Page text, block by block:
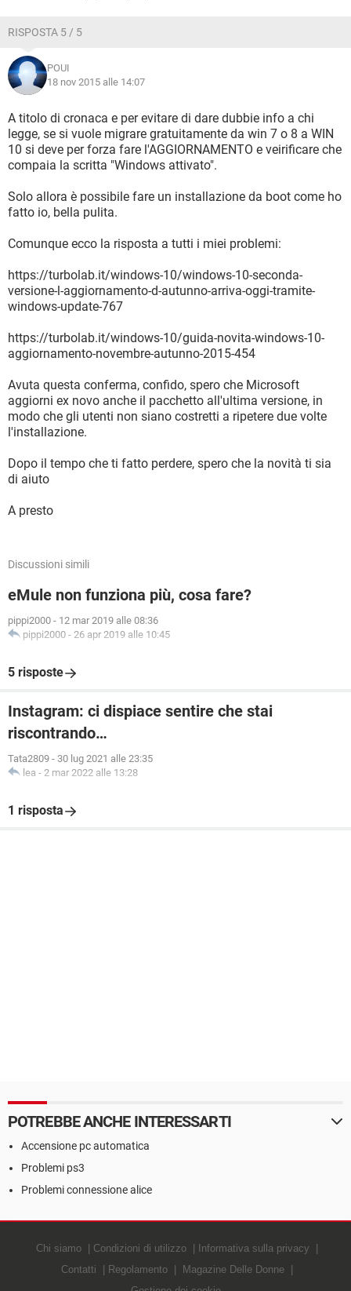
RISPOSTA 5 / 5
POUI
18 nov 2015 alle 14:07
A titolo di cronaca e per evitare di dare dubbie info a chi
legge, se si vuole migrare gratuitamente da win 7 o 8 a WIN
10 si deve per forza fare l'AGGIORNAMENTO e veirificare che
compaia la scritta "Windows attivato".
Solo allora è possibile fare un installazione da boot come ho
fatto io, bella pulita.
Comunque ecco la risposta a tutti i miei problemi:
https://turbolab.it/windows-10/windows-10-seconda-
versione-l-aggiornamento-d-autunno-arriva-oggi-tramite-
windows-update-767
https://turbolab.it/windows-10/guida-novita-windows-10-
aggiornamento-novembre-autunno-2015-454
Avuta questa conferma, confido, spero che Microsoft
aggiorni ex novo anche il pacchetto all'ultima versione, in
modo che gli utenti non siano costretti a ripetere due volte
l'installazione.
Dopo il tempo che ti fatto perdere, spero che la novità ti sia
di aiuto
A presto
Discussioni simili
eMule non funziona più, cosa fare?
pippi2000 - 12 mar 2019 alle 08:36
pippi2000 - 26 apr 2019 alle 10:45
5 risposte
Instagram: ci dispiace sentire che stai
riscontrando…
Tata2809 - 30 lug 2021 alle 23:35
lea - 2 mar 2022 alle 13:28
1 risposta
POTREBBE ANCHE INTERESSARTI
Accensione pc automatica
Problemi ps3
Problemi connessione alice
Chi siamo Condizioni di utilizzo
Informativa sulla privacy
Contatti
Regolamento
Magazine Delle Donne